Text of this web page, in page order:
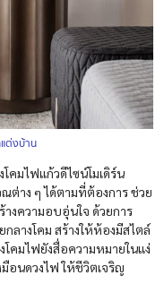
ต่งบ้าน
มไฟแก้วดีไซน์โมเดิร์น
ต่าง ๆ ได้ตามที่ต้องการ ช่วย
งความอบอุ่นใจ ด้วยการ
ลางโคม สร้างให้ห้องมีสไตล์
โคมไฟยังสื่อความหมายในแง่
อนดวงไฟ ให้ชีวิตเจริญ